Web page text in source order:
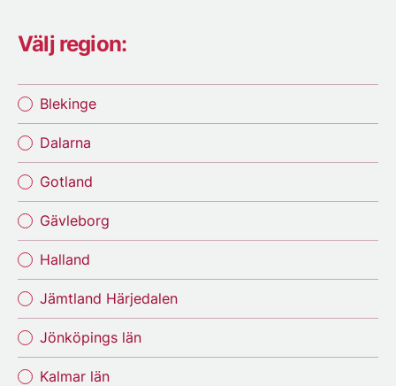
Välj region:
Blekinge
Dalarna
Gotland
Gävleborg
Halland
Jämtland Härjedalen
Jönköpings län
Kalmar län